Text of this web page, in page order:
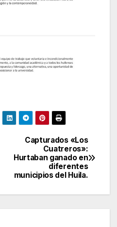
Capturados «Los
Cuatreros»:
Hurtaban ganado en
diferentes
municipios del Huila.